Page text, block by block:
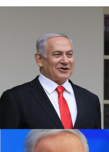
وقت قصير من هجوم حماس في
كما أوقفت عدة شركات طيران
إسرائيل ولبنان والأردن
في المنطقة، بعد مقتل رئيس
طهران، ومقتل مسؤول عسكري
على بيروت أواخر تموز الماضي.
وأعلنت شركة لوفتهانزا
جميع رحلاتها إلى إسرائيل
العراق حتى يوم الاثنين المقبل